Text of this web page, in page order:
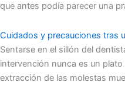
que antes podía parecer una
Cuidados y precauciones tras
Sentarse en el sillón del
intervención nunca es un
extracción de las molestas